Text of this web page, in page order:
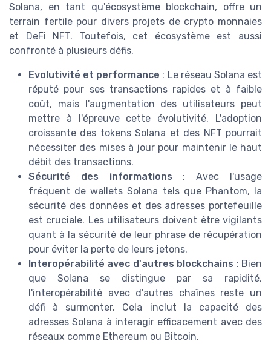
Solana, en tant qu'écosystème blockchain, offre un
terrain fertile pour divers projets de crypto monnaies
et DeFi NFT. Toutefois, cet écosystème est aussi
confronté à plusieurs défis.
Evolutivité et performance : Le réseau Solana est
réputé pour ses transactions rapides et à faible
coût, mais l'augmentation des utilisateurs peut
mettre à l'épreuve cette évolutivité. L'adoption
croissante des tokens Solana et des NFT pourrait
nécessiter des mises à jour pour maintenir le haut
débit des transactions.
Sécurité des informations : Avec l'usage
fréquent de wallets Solana tels que Phantom, la
sécurité des données et des adresses portefeuille
est cruciale. Les utilisateurs doivent être vigilants
quant à la sécurité de leur phrase de récupération
pour éviter la perte de leurs jetons.
Interopérabilité avec d'autres blockchains : Bien
que Solana se distingue par sa rapidité,
l'interopérabilité avec d'autres chaînes reste un
défi à surmonter. Cela inclut la capacité des
adresses Solana à interagir efficacement avec des
réseaux comme Ethereum ou Bitcoin.